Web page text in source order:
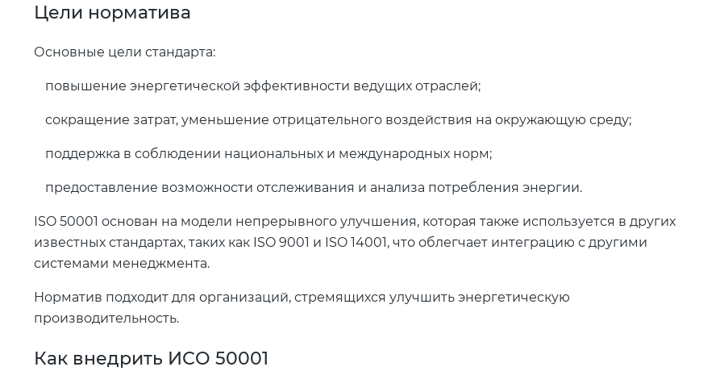
Цели норматива
Основные цели стандарта:
повышение энергетической эффективности ведущих отраслей;
сокращение затрат, уменьшение отрицательного воздействия на окружающую среду;
поддержка в соблюдении национальных и международных норм;
предоставление возможности отслеживания и анализа потребления энергии.
ISO 50001 основан на модели непрерывного улучшения, которая также используется в других
известных стандартах, таких как ISO 9001 и ISO 14001, что облегчает интеграцию с другими
системами менеджмента.
Норматив подходит для организаций, стремящихся улучшить энергетическую
производительность.
Как внедрить ИСО 50001